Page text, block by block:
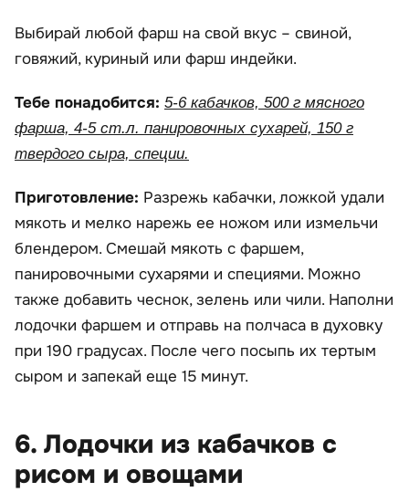
Выбирай любой фарш на свой вкус – свиной,
говяжий, куриный или фарш индейки.
Тебе понадобится: 5-6 кабачков, 500 г мясного
фарша, 4-5 ст.л. панировочных сухарей, 150 г
твердого сыра, специи.
Приготовление: Разрежь кабачки, ложкой удали
мякоть и мелко нарежь ее ножом или измельчи
блендером. Смешай мякоть с фаршем,
панировочными сухарями и специями. Можно
также добавить чеснок, зелень или чили. Наполни
лодочки фаршем и отправь на полчаса в духовку
при 190 градусах. После чего посыпь их тертым
сыром и запекай еще 15 минут.
6. Лодочки из кабачков с
рисом и овощами